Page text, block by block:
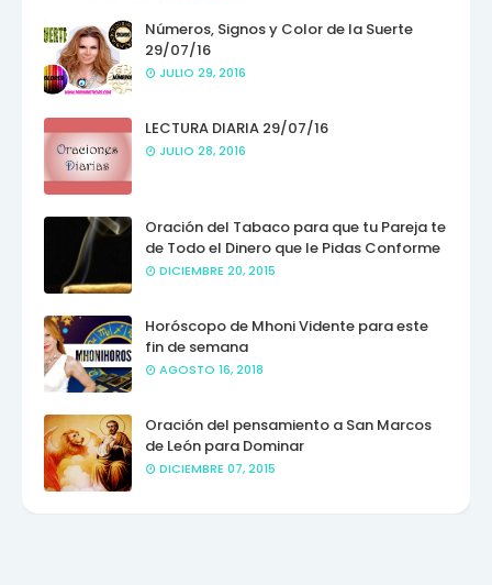
Números, Signos y Color de la Suerte
29/07/16
JULIO 29, 2016
LECTURA DIARIA 29/07/16
JULIO 28, 2016
Oración del Tabaco para que tu Pareja te
de Todo el Dinero que le Pidas Conforme
DICIEMBRE 20, 2015
Horóscopo de Mhoni Vidente para este
fin de semana
AGOSTO 16, 2018
Oración del pensamiento a San Marcos
de León para Dominar
DICIEMBRE 07, 2015